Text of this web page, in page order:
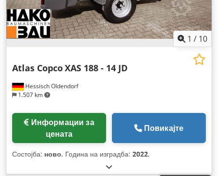
1 / 10
Hessisch Oldendorf
1.507 km
Atlas CopcoXAS 188 - 14 JD
цената
Повикајте
Состојба: ново, Година на изградба: 2022,